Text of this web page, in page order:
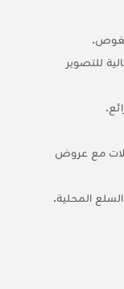
للتصوير
مع عروض
المحلية.